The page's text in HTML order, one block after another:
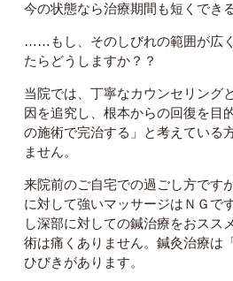
今の状態なら治療期間も短くでき
……もし、そのしびれの範囲が広
たらどうしますか？？
当院では、丁寧なカウンセリング
因を追究し、根本からの回復を目
の施術で完治する」と考えている
ません。
来院前のご自宅での過ごし方です
に対して強いマッサージはＮＧで
し深部に対しての鍼治療をおスス
術は痛くありません。鍼灸治療は
ひびきがあります。